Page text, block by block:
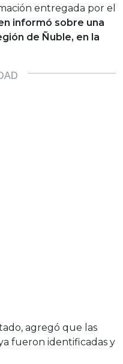
entregada por el
informó sobre una
de Ñuble, en la
agregó que las
fueron identificadas y